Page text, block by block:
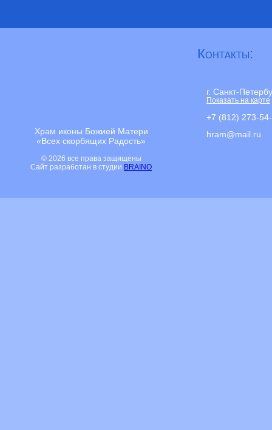
Храм иконы Божией Матери
«Всех скорбящих Радость»
© 2026 все права защищены
Сайт разработан в студии BRAINO
Контакты:
г. Санкт-
Показать на карте
+7 (812) 273-
hram@mail.ru